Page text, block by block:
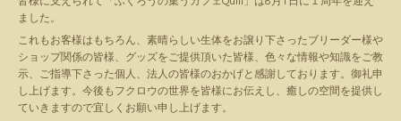
ました。
これもお客様はもちろん、素晴らしい生体をお譲り下さったブリーダー様や
ショップ関係の皆様、グッズをご提供頂いた皆様、色々な情報や知識をご教
示、ご指導下さった個人、法人の皆様のおかげと感謝しております。御礼申
し上げます。今後もフクロウの世界を皆様にお伝えし、癒しの空間を提供し
ていきますので宜しくお願い申し上げます。